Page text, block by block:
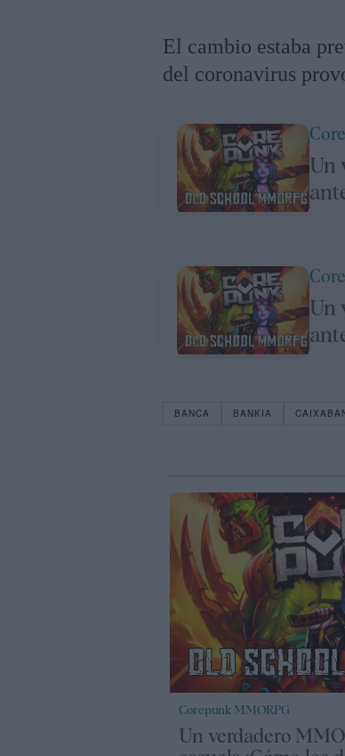
El cambio estaba
del coronavirus
Un
Un
BANCA BANKIA
Corepunk MMORPG
Un verdadero